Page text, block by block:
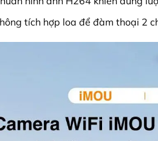
tích hợp loa để đàm thoại 2